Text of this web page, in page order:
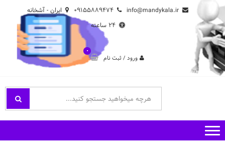
Skip
to
navigation
Skip
to
content
info@mandykala.ir ۰۹۱۵۵۸۸۹۴۷۴
ایران - آشخانه
۲۴ ساعته
ورود / ثبت نام
۰
فروشگاه اینترنتی مندی